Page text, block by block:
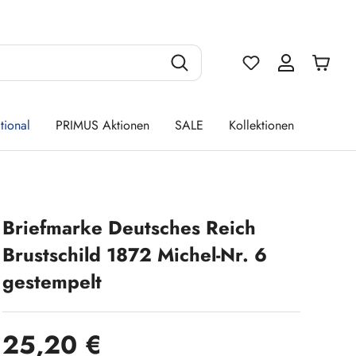
Du hast 0
PRIMUS Aktionen SALE Kollektionen
Briefmarke Deutsches Reich
Brustschild 1872 Michel-Nr. 6
gestempelt
Regulärer Preis:
25,20 €